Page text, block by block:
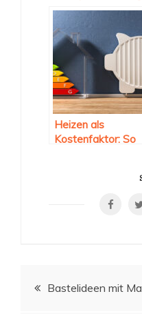
und
Heizen als
Kostenfaktor: So
Bastelideen mit